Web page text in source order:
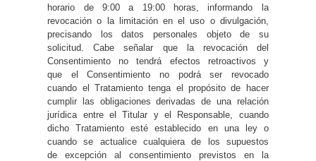
horario de 9:00 a 19:00 horas, informando la
revocación o la limitación en el uso o divulgación,
precisando los datos personales objeto de su
solicitud. Cabe señalar que la revocación del
Consentimiento no tendrá efectos retroactivos y
que el Consentimiento no podrá ser revocado
cuando el Tratamiento tenga el propósito de hacer
cumplir las obligaciones derivadas de una relación
jurídica entre el Titular y el Responsable, cuando
dicho Tratamiento esté establecido en una ley o
cuando se actualice cualquiera de los supuestos
de excepción al consentimiento previstos en la